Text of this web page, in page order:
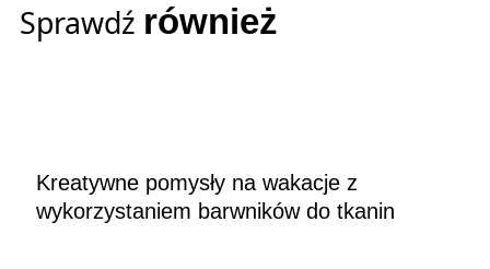
Sprawdź również
Kreatywne pomysły na wakacje z
wykorzystaniem barwników do tkanin